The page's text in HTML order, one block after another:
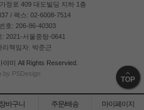
정로 409 대도빌딩 지하 1층
/ 팩스: 02-6008-7514
호: 206-86-40303
: 2021-서울중랑-0641
리책임자: 박준근
미 All Rights Reservied.
by PSDesign
TOP
장바구니 주문/배송 마이페이지